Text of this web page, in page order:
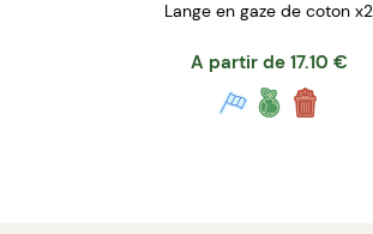
Lange en gaze de coton x2
A partir de 17.10 €